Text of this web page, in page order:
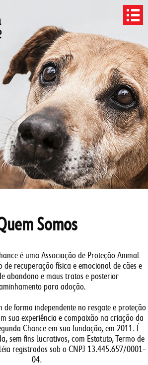
Somos
é uma Associação de Proteção Animal
recuperação física e emocional de cães e
abandono e maus tratos e posterior
para adoção.
de forma independente no resgate e proteção
sua experiência e compaixão na criação da
Chance em sua fundação, em 2011. É
sem fins lucrativos, com Estatuto, Termo de
registrados sob o CNPJ 13.445.657/0001-
04.